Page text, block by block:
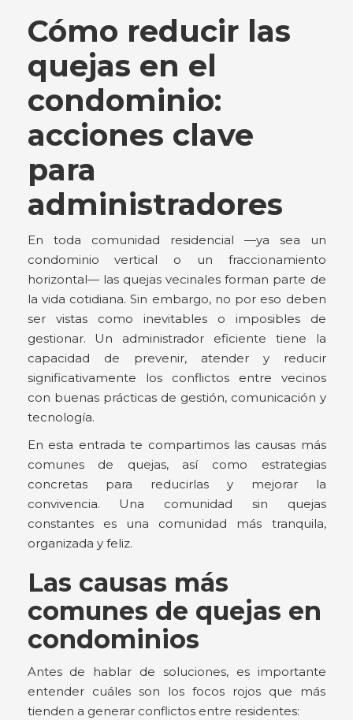
Cómo reducir las
quejas en el
condominio:
acciones clave
para
administradores
En toda comunidad residencial —ya sea un
condominio vertical o un fraccionamiento
horizontal— las quejas vecinales forman parte de
la vida cotidiana. Sin embargo, no por eso deben
ser vistas como inevitables o imposibles de
gestionar. Un administrador eficiente tiene la
capacidad de prevenir, atender y reducir
significativamente los conflictos entre vecinos
con buenas prácticas de gestión, comunicación y
tecnología.
En esta entrada te compartimos las causas más
comunes de quejas, así como estrategias
concretas para reducirlas y mejorar la
convivencia. Una comunidad sin quejas
constantes es una comunidad más tranquila,
organizada y feliz.
Las causas más
comunes de quejas en
condominios
Antes de hablar de soluciones, es importante
entender cuáles son los focos rojos que más
tienden a generar conflictos entre residentes: